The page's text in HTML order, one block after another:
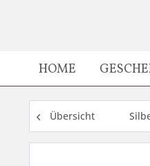
HOME
Übersicht